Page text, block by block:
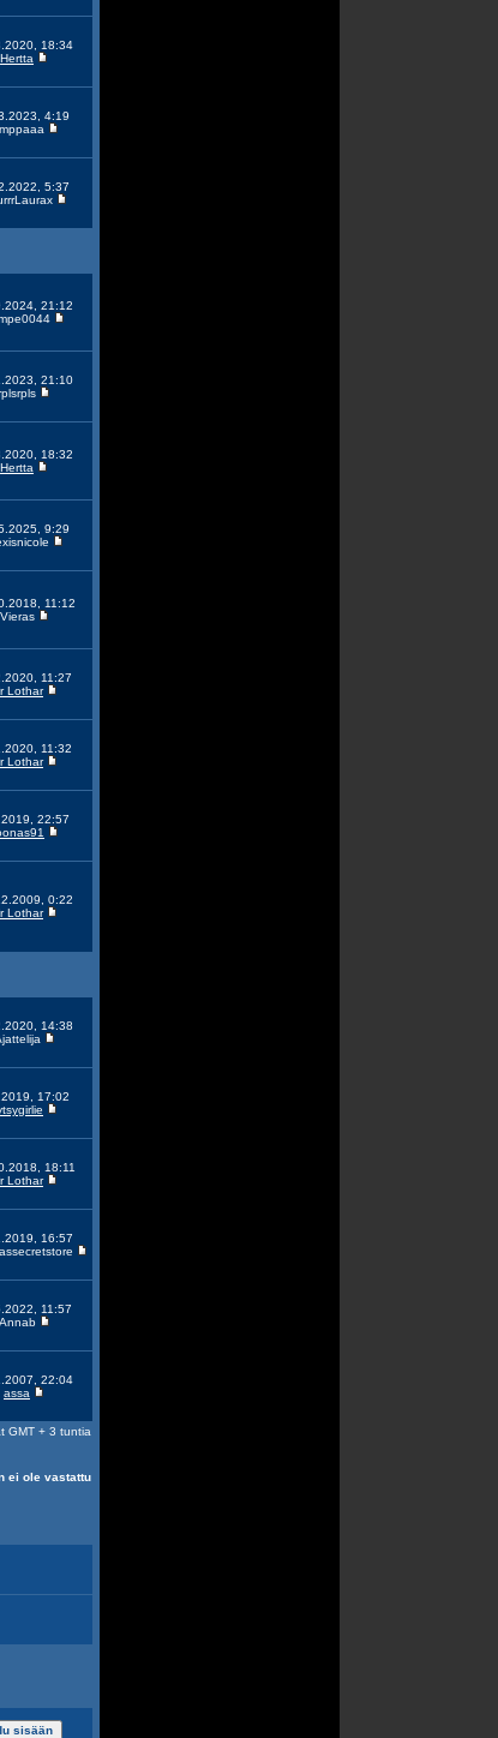
18:34
Hertta
4:19
5:37
21:12
21:10
18:32
Hertta
9:29
11:12
Vieras
11:27
Lothar
11:32
Lothar
22:57
0:22
Lothar
14:38
17:02
18:11
Lothar
16:57
11:57
Annab
22:04
assa
GMT + 3 tuntia
ei ole vastattu